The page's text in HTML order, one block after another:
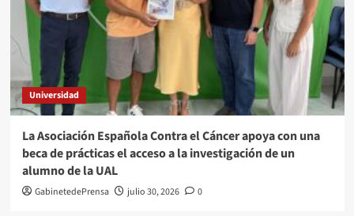
Universidad
La Asociación Española Contra el Cáncer apoya con una
beca de prácticas el acceso a la investigación de un
alumno de la UAL
GabinetedePrensa julio 30, 2026 0